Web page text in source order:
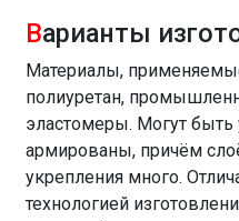
Варианты
Материалы,
полиуретан,
эластомеры. Могут
армированы, причём
укрепления много.
технологией